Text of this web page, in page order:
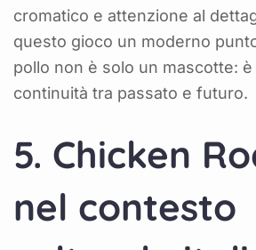
cromatico e attenzione al
questo gioco un moderno
pollo non è solo un mascotte:
continuità tra passato e futuro.
5. Chicken
nel contesto